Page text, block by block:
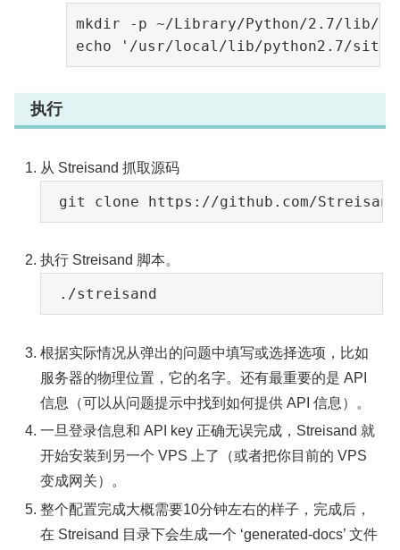
mkdir -p ~/Library/Python/2.7/lib/
执行
从 Streisand 抓取源码
执行 Streisand 脚本。
根据实际情况从弹出的问题中填写或选择选项，比如
服务器的物理位置，它的名字。还有最重要的是 API
信息（可以从问题提示中找到如何提供 API 信息）。
一旦登录信息和 API key 正确无误完成，Streisand 就
开始安装到另一个 VPS 上了（或者把你目前的 VPS
变成网关）。
整个配置完成大概需要10分钟左右的样子，完成后，
在 Streisand 目录下会生成一个 ‘generated-docs’ 文件